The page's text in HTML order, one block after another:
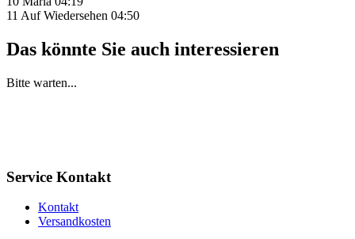
11 Auf Wiedersehen 04:50
Das könnte Sie auch interessieren
Bitte warten...
Service Kontakt
Kontakt
Versandkosten